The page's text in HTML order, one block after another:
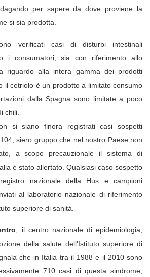
per sapere da dove proviene la
si sia prodotta.
verificati casi di disturbi intestinali
i consumatori, sia con riferimento allo
riguardo alla intera gamma dei prodotti
il cetriolo è un prodotto a limitato consumo
dalla Spagna sono limitate a poco
chili.
si siano finora registrati casi sospetti
siero gruppo che nel nostro Paese non
a scopo precauzionale il sistema di
è stato allertato. Qualsiasi caso sospetto
nazionale della Hus e campioni
al laboratorio nazionale di riferimento
superiore di sanità.
, il centro nazionale di epidemiologia,
della salute dell'Istituto superiore di
che in Italia tra il 1988 e il 2010 sono
710 casi di questa sindrome,